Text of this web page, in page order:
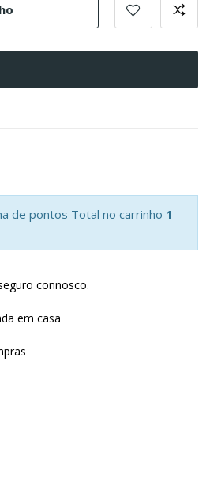
de pontos Total no carrinho 1
connosco.
em casa